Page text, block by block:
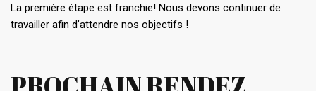
La première étape est franchie! Nous devons continuer de
travailler afin d’attendre nos objectifs !